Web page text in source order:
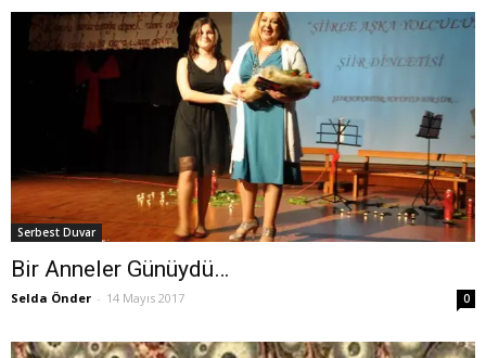
Serbest Duvar
Bir Anneler Günüydü…
Selda Önder - 14 Mayıs 2017 0